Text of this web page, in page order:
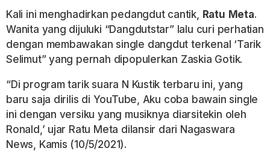
Kali ini menghadirkan pedangdut cantik, Ratu Meta.
Wanita yang dijuluki “Dangdutstar” lalu curi perhatian
dengan membawakan single dangdut terkenal ‘Tarik
Selimut” yang pernah dipopulerkan Zaskia Gotik.
“Di program tarik suara N Kustik terbaru ini, yang
baru saja dirilis di YouTube, Aku coba bawain single
ini dengan versiku yang musiknya diarsitekin oleh
Ronald,’ ujar Ratu Meta dilansir dari Nagaswara
News, Kamis (10/5/2021).